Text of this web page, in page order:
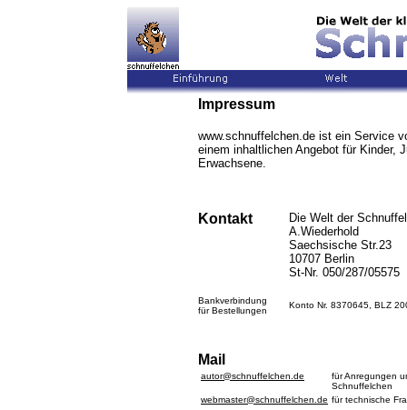
Impressum
www.schnuffelchen.de ist ein Service
einem inhaltlichen Angebot für Kinder,
Erwachsene.
Kontakt
Die Welt der
A.Wiederhold
Saechsische Str.23
10707 Berlin
St-Nr. 050/287/05575
Bankverbindung
für Bestellungen
Konto Nr. 8370645, BLZ
Mail
autor@schnuffelchen.de
für Anregungen
Schnuffelchen
webmaster@schnuffelchen.de für technische